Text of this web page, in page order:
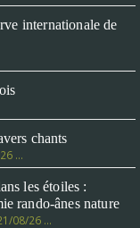
internationale de
chants
…
les étoiles :
rando-ânes nature
08/26 …